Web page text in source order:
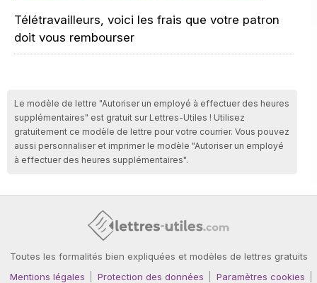
Télétravailleurs, voici les frais que votre patron
doit vous rembourser
Le modèle de lettre "Autoriser un employé à effectuer des heures
supplémentaires" est gratuit sur Lettres-Utiles ! Utilisez
gratuitement ce modèle de lettre pour votre courrier. Vous pouvez
aussi personnaliser et imprimer le modèle "Autoriser un employé
à effectuer des heures supplémentaires".
Toutes les formalités bien expliquées et modèles de lettres gratuits
Mentions légales
Protection des données Paramètres cookies